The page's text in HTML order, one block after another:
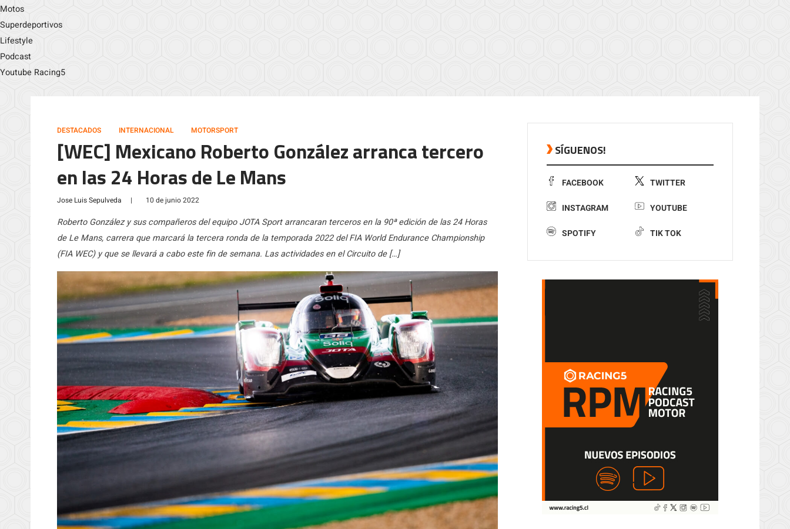
Motos
Superdeportivos
Lifestyle
Podcast
Youtube Racing5
DESTACADOS INTERNACIONAL MOTORSPORT
[WEC] Mexicano Roberto González arranca tercero
en las 24 Horas de Le Mans
Jose Luis Sepulveda | 10 de junio 2022
Roberto González y sus compañeros del equipo JOTA Sport arrancaran terceros en la 90ª edición de las 24 Horas
de Le Mans, carrera que marcará la tercera ronda de la temporada 2022 del FIA World Endurance Championship
(FIA WEC) y que se llevará a cabo este fin de semana. Las actividades en el Circuito de […]
SÍGUENOS!
FACEBOOK TWITTER
INSTAGRAM YOUTUBE
SPOTIFY TIK TOK